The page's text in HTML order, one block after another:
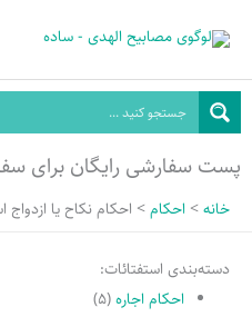
محتوا
پست سفارشی رایگان برای سفارشات
خانه احکام احكام نكاح يا ازدواج
دسته‌بندی استفتائات:
احکام اجاره(۵)